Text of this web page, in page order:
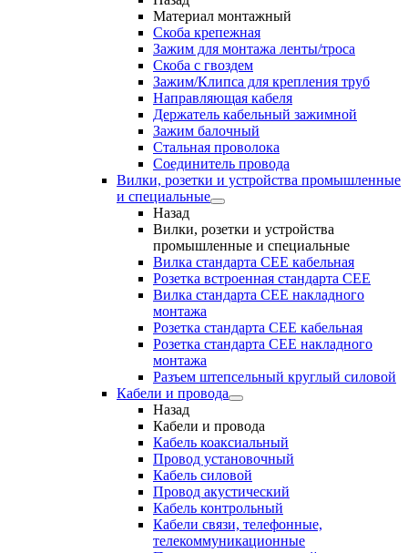
Материал монтажный
Скоба крепежная
Зажим для монтажа ленты/троса
Скоба с гвоздем
Зажим/Клипса для крепления труб
Направляющая кабеля
Держатель кабельный зажимной
Зажим балочный
Стальная проволока
Соединитель провода
Вилки, розетки и устройства промышленные
и специальные
Назад
Вилки, розетки и устройства
промышленные и специальные
Вилка стандарта CEE кабельная
Розетка встроенная стандарта CEE
Вилка стандарта CEE накладного
монтажа
Розетка стандарта СЕЕ кабельная
Розетка стандарта СЕЕ накладного
монтажа
Разъем штепсельный круглый силовой
Кабели и провода
Назад
Кабели и провода
Кабель коаксиальный
Провод установочный
Кабель силовой
Провод акустический
Кабель контрольный
Кабели связи, телефонные,
телекоммуникационные